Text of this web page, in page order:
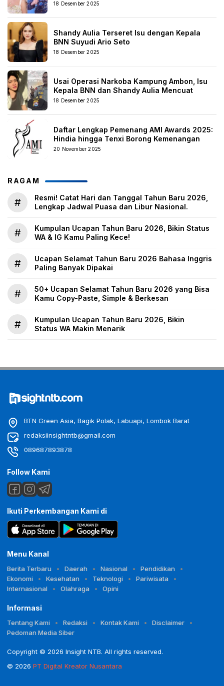
18 Desember 2025
Shandy Aulia Terseret Isu dengan Kepala
BNN Suyudi Ario Seto
18 Desember 2025
Usai Operasi Narkoba Kampung Ambon, Isu
Kepala BNN dan Shandy Aulia Mencuat
18 Desember 2025
Daftar Lengkap Pemenang AMI Awards 2025:
Hindia hingga Tenxi Borong Kemenangan
20 November 2025
RAGAM
#
Resmi! Catat Hari dan Tanggal Tahun Baru 2026,
Lengkap Jadwal Puasa dan Libur Nasional.
#
Kumpulan Ucapan Tahun Baru 2026, Bikin Status
WA & IG Kamu Paling Kece!
#
Ucapan Selamat Tahun Baru 2026 Bahasa Inggris
Paling Banyak Dipakai
#
50+ Ucapan Selamat Tahun Baru 2026 yang Bisa
Kamu Copy-Paste, Simple & Berkesan
#
Kumpulan Ucapan Tahun Baru 2026, Bikin
Status WA Makin Menarik
BTN Green Asia, Bagik Polak, Labuapi, Lombok Barat
redaksiinsightntb@gmail.com
089687893878
Follow Kami
Ikuti Perkembangan Kami di
Menu Kanal
Berita Terbaru Daerah Nasional
Pendidikan
Ekonomi
Kesehatan Teknologi
Pariwisata
Internasional
Olahraga Opini
Informasi
Tentang Kami Redaksi Kontak Kami
Disclaimer
Pedoman Media Siber
Copyright © 2026 Insight NTB. All rights reserved.
© 2026 PT Digital Kreator Nusantara